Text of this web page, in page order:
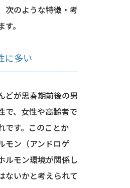
次のような特徴・考
。
に多い
どが思春期前後の男
で、女性や高齢者で
です。このことか
モン（アンドロゲ
ルモン環境が関係し
ないかと考えられて